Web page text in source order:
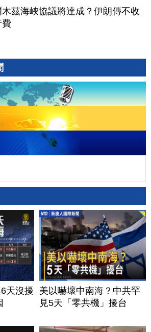
茲海峽協議將達成？伊朗傳不收
天沒擾
美以嚇壞中南海？中共罕
見5天「零共機」擾台